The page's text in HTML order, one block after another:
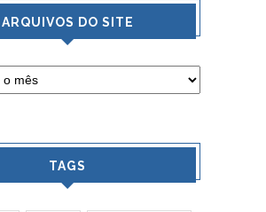
ARQUIVOS DO SITE
TAGS